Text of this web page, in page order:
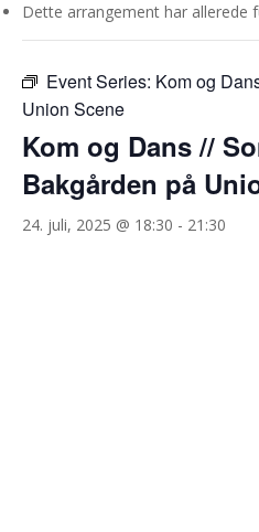
Dette arrangement har allerede
Event Series: Kom og
Union Scene
Kom og Dans //
Bakgården på
24. juli, 2025 @ 18:30 - 21:30